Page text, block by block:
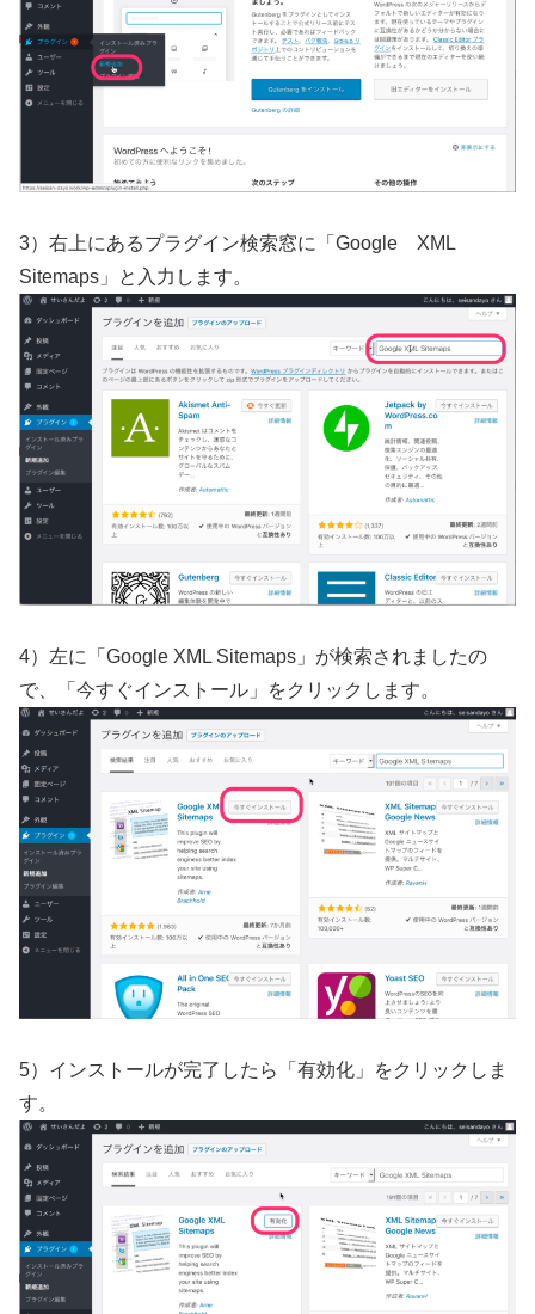
3）右上にあるプラグイン検索窓に「Google XML
Sitemaps」と入力します。
4）左に「Google XML Sitemaps」が検索されましたの
で、「今すぐインストール」をクリックします。
5）インストールが完了したら「有効化」をクリックしま
す。